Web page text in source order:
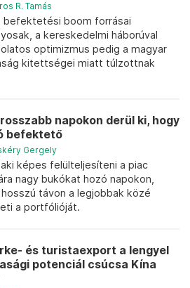
R. Tamás
befektetési boom forrásai
a kereskedelmi háborúval
optimizmus pedig a magyar
kitettségei miatt túlzottnak
napokon derül ki, hogy
befektető
Gergely
képes felülteljesíteni a piac
nagy bukókat hozó napokon,
távon a legjobbak közé
a portfólióját.
és turistaexport a lengyel
potenciál csúcsa Kína